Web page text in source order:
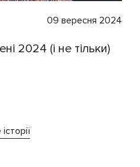
09 вересня 2024
2024 (і не тільки)